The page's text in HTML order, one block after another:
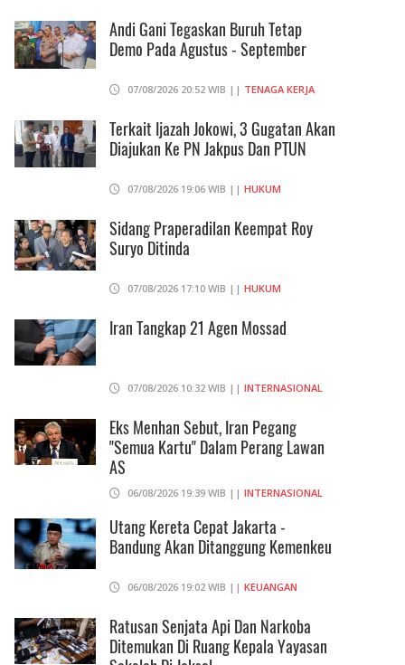
Andi Gani Tegaskan Buruh Tetap
Demo Pada Agustus - September
07/08/2026 20:52 WIB || TENAGA KERJA
Terkait Ijazah Jokowi, 3 Gugatan Akan
Diajukan Ke PN Jakpus Dan PTUN
07/08/2026 19:06 WIB || HUKUM
Sidang Praperadilan Keempat Roy
Suryo Ditinda
07/08/2026 17:10 WIB || HUKUM
Iran Tangkap 21 Agen Mossad
07/08/2026 10:32 WIB || INTERNASIONAL
Eks Menhan Sebut, Iran Pegang
"Semua Kartu" Dalam Perang Lawan
AS
06/08/2026 19:39 WIB || INTERNASIONAL
Utang Kereta Cepat Jakarta -
Bandung Akan Ditanggung Kemenkeu
06/08/2026 19:02 WIB || KEUANGAN
Ratusan Senjata Api Dan Narkoba
Ditemukan Di Ruang Kepala Yayasan